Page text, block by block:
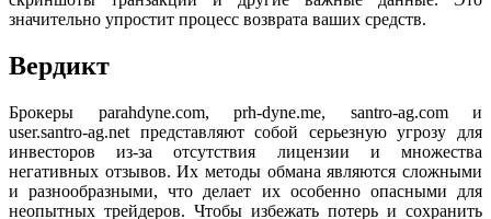
значительно упростит процесс возврата ваших средств.
Вердикт
Брокеры parahdyne.com, prh-dyne.me, santro-ag.com и
user.santro-ag.net представляют собой серьезную угрозу для
инвесторов из-за отсутствия лицензии и множества
негативных отзывов. Их методы обмана являются сложными
и разнообразными, что делает их особенно опасными для
неопытных трейдеров. Чтобы избежать потерь и сохранить